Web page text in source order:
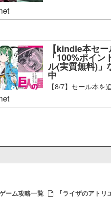
【kindle本セー
「100%ポイン
ル(実質無料)」
中
【8/7】セール本を
ーム攻略一覧 『ライザのアト